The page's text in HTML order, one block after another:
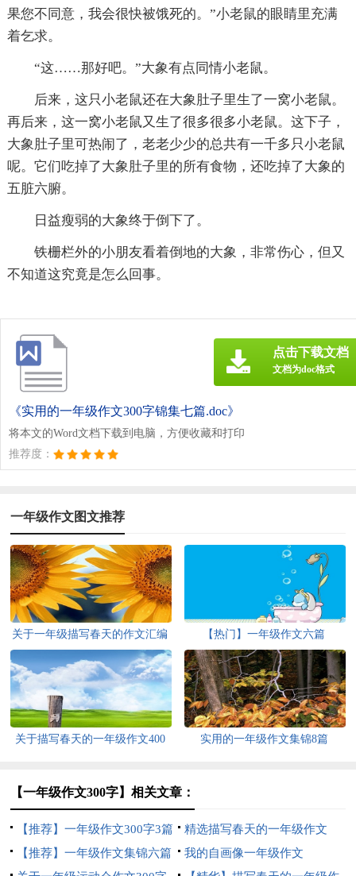
果您不同意，我会很快被饿死的。”小老鼠的眼睛里充满
着乞求。
“这……那好吧。”大象有点同情小老鼠。
后来，这只小老鼠还在大象肚子里生了一窝小老鼠。
再后来，这一窝小老鼠又生了很多很多小老鼠。这下子，
大象肚子里可热闹了，老老少少的总共有一千多只小老鼠
呢。它们吃掉了大象肚子里的所有食物，还吃掉了大象的
五脏六腑。
日益瘦弱的大象终于倒下了。
铁栅栏外的小朋友看着倒地的大象，非常伤心，但又
不知道这究竟是怎么回事。
《实用的一年级作文300字锦集七篇.doc》
将本文的Word文档下载到电脑，方便收藏和打印
推荐度：
点击下载文档
文档为doc格式
一年级作文图文推荐
关于一年级描写春天的作文汇编
5篇
【热门】一年级作文六篇
关于描写春天的一年级作文400
实用的一年级作文集锦8篇
【一年级作文300字】相关文章：
【推荐】一年级作文300字3篇
精选描写春天的一年级作文
400字锦集9篇
【推荐】一年级作文集锦六篇
我的自画像一年级作文